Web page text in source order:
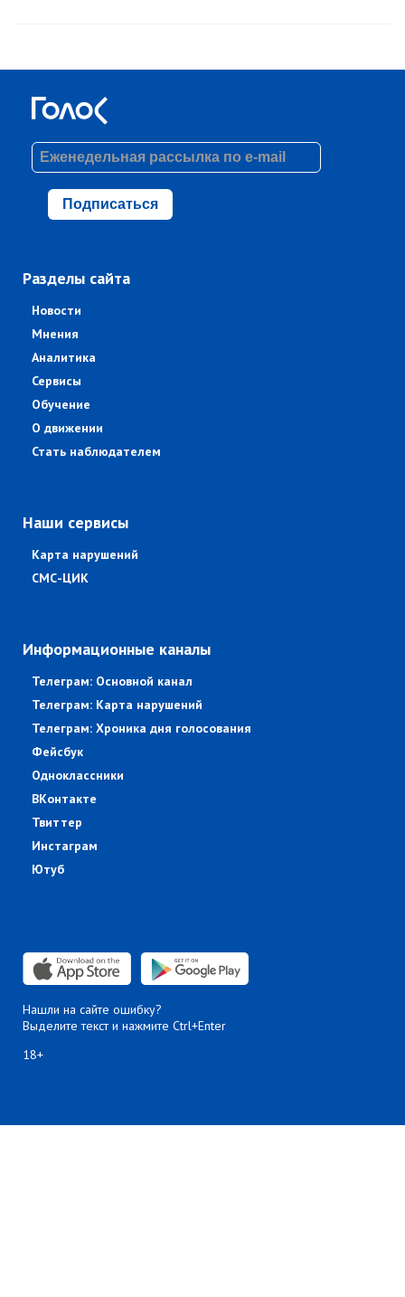
Подписаться
Разделы сайта
Новости
Мнения
Аналитика
Сервисы
Обучение
О движении
Стать наблюдателем
Наши сервисы
Карта нарушений
СМС-ЦИК
Информационные каналы
Телеграм: Основной канал
Телеграм: Карта нарушений
Телеграм: Хроника дня голосования
Фейсбук
Одноклассники
ВКонтакте
Твиттер
Инстаграм
Ютуб
Нашли на сайте ошибку?
Выделите текст и нажмите Ctrl+Enter
18+